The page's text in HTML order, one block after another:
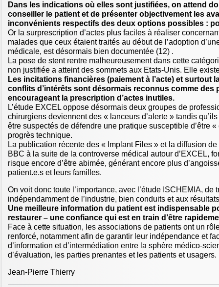
Dans les indications où elles sont justifiées, on attend
conseiller le patient et de présenter objectivement les
inconvénients respectifs des deux options possibles :
Or la surprescription d’actes plus faciles à réaliser
malades que ceux étaient traités au début de l’adoption
médicale, est désormais bien documentée (12) .
La pose de stent rentre malheureusement dans cette
non justifiée a atteint des sommets aux Etats-Unis. Elle
Les incitations financières (paiement à l’acte) et surtout
conflits d’intérêts sont désormais reconnus comme des
encourageant la prescription d’actes inutiles.
L’étude EXCEL oppose désormais deux groupes de
chirurgiens deviennent des « lanceurs d’alerte » tandis
être suspectés de défendre une pratique susceptible d’être
progrès technique.
La publication récente des « Implant Files » et la diffusion de
BBC à la suite de la controverse médical autour d’EXCEL,
risque encore d’être abimée, générant encore plus
patient.e.s et leurs familles.
On voit donc toute l’importance, avec l’étude ISCHEMIA, de
indépendamment de l’industrie, bien conduits et aux
Une meilleure information du patient est indispensable
restaurer – une confiance qui est en train d’être
Face à cette situation, les associations de patients ont un
renforcé, notamment afin de garantir leur indépendance et
d’information et d’intermédiation entre la sphère médico-
d’évaluation, les parties prenantes et les patients et usagers.
Jean-Pierre Thierry